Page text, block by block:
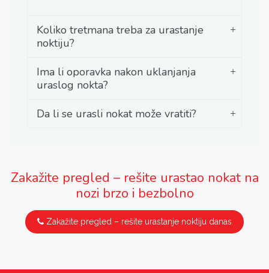
Koliko tretmana treba za urastanje
noktiju?
Ima li oporavka nakon uklanjanja
uraslog nokta?
Da li se urasli nokat može vratiti?
Zakažite pregled – rešite urastao nokat na
nozi brzo i bezbolno
Zakažite pregled – rešite urastanje noktiju danas